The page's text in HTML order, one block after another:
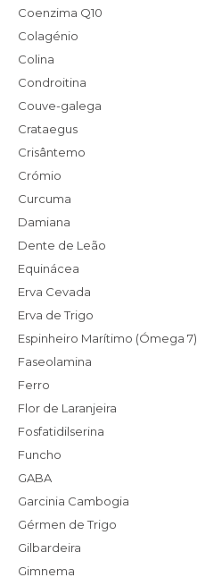
Coenzima Q10
Colagénio
Colina
Condroitina
Couve-galega
Crataegus
Crisântemo
Crómio
Curcuma
Damiana
Dente de Leão
Equinácea
Erva Cevada
Erva de Trigo
Espinheiro Marítimo (Ómega 7)
Faseolamina
Ferro
Flor de Laranjeira
Fosfatidilserina
Funcho
GABA
Garcinia Cambogia
Gérmen de Trigo
Gilbardeira
Gimnema